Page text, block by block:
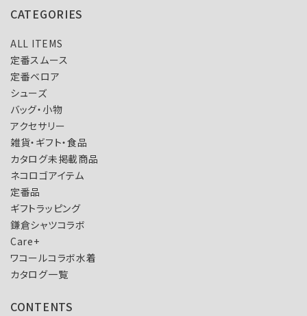
CATEGORIES
ALL ITEMS
定番スムース
定番ベロア
シューズ
バッグ・小物
アクセサリー
雑貨・ギフト・食品
カタログ未掲載商品
ネコロゴアイテム
定番品
ギフトラッピング
鎌倉シャツコラボ
Care+
ワコールコラボ水着
カタログ一覧
CONTENTS